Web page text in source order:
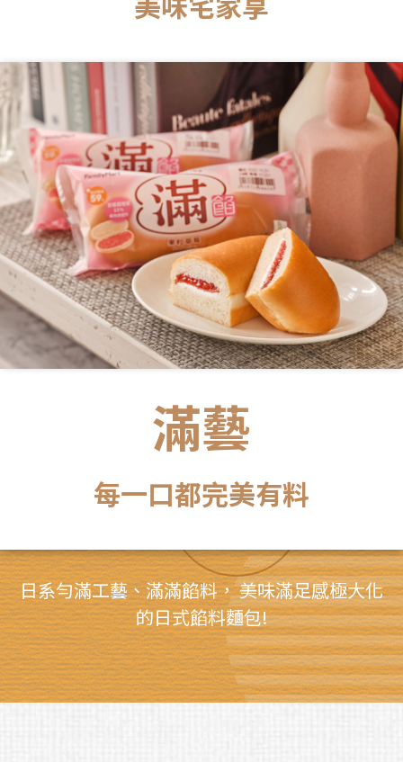
滿藝
每一口都完美有料
日系勻滿工藝、滿滿餡料， 美味滿足感極大化
的日式餡料麵包!